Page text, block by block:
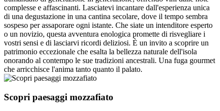
complesse e affascinanti. Lasciatevi incantare dall'esperienza unica
di una degustazione in una cantina secolare, dove il tempo sembra
sospeso per assaporare ogni istante. Che siate un intenditore esperto
o un novizio, questa avventura enologica promette di risvegliare i
vostri sensi e di lasciarvi ricordi deliziosi. È un invito a scoprire un
patrimonio eccezionale che esalta la bellezza naturale dell'isola
onorando al contempo le sue tradizioni ancestrali. Una fuga gourmet
che arricchisce l'anima tanto quanto il palato.
Scopri paesaggi mozzafiato